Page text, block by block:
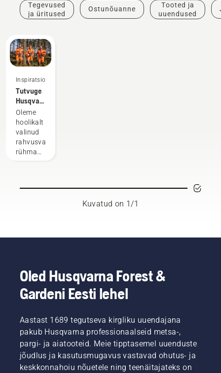
Tegevused
ja üritused
Ostunõuanne
Tooted ja
uuendused
Inspiratsioon
Tutvuge
Husqvarna
H-
meeskonnaga,
kuhu
kuuluvad
meie
Oleme
hoolikalt
valinud
rahvusvahelise
rühma
lugupeetud
pargihooldusproffide
sekka.
Nemad
on meie
Ja
nemad
on meie
kõige
nõudlikumad
kasutajad.
Kuvatud on 1/1
Oled Husqvarna Forest &
Gardeni Eesti lehel
Aastast 1689 tegutseva kirgliku uuendajana
pakub Husqvarna professionaalseid metsa-,
pargi- ja aiatooteid. Meie tipptasemel uuenduste
jõudlus ja kasutusmugavus vastavad ohutus- ja
keskkonnahoiu nõuetele ning teenäitajateks on